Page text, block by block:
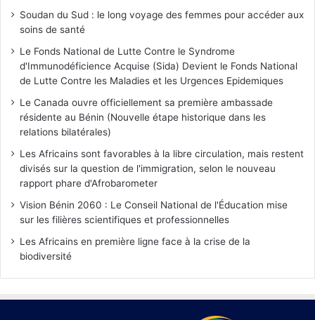
Soudan du Sud : le long voyage des femmes pour accéder aux
soins de santé
Le Fonds National de Lutte Contre le Syndrome
d'Immunodéficience Acquise (Sida) Devient le Fonds National
de Lutte Contre les Maladies et les Urgences Epidemiques
Le Canada ouvre officiellement sa première ambassade
résidente au Bénin (Nouvelle étape historique dans les
relations bilatérales)
Les Africains sont favorables à la libre circulation, mais restent
divisés sur la question de l'immigration, selon le nouveau
rapport phare d'Afrobarometer
Vision Bénin 2060 : Le Conseil National de l'Éducation mise
sur les filières scientifiques et professionnelles
Les Africains en première ligne face à la crise de la
biodiversité